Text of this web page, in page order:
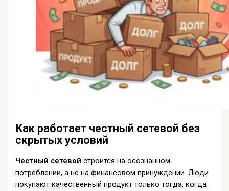
Как работает честный сетевой без
скрытых условий
Честный сетевой строится на осознанном
потреблении, а не на финансовом принуждении. Люди
покупают качественный продукт только тогда, когда